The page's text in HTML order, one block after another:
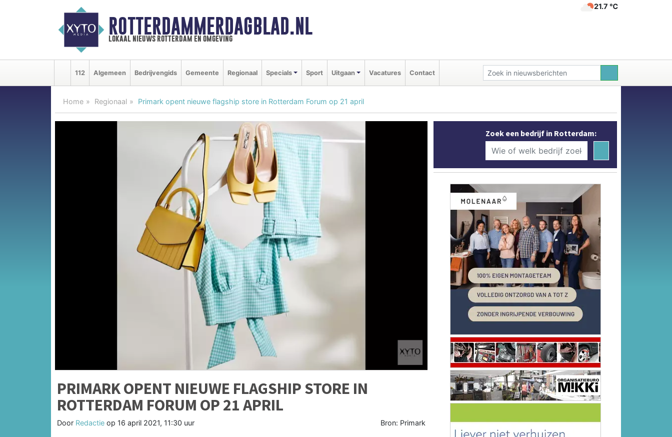
ROTTERDAMMERDAGBLAD.NL
lokaal nieuws rotterdam en omgeving
21.7 ℃
112 Algemeen Bedrijvengids Gemeente Regionaal Specials Sport Uitgaan Vacatures Contact
Home Regionaal Primark opent nieuwe flagship store in Rotterdam Forum op 21 april
PRIMARK OPENT NIEUWE FLAGSHIP STORE IN
ROTTERDAM FORUM OP 21 APRIL
Door Redactie op 16 april 2021, 11:30 uur Bron: Primark
Zoek een bedrijf in Rotterdam: